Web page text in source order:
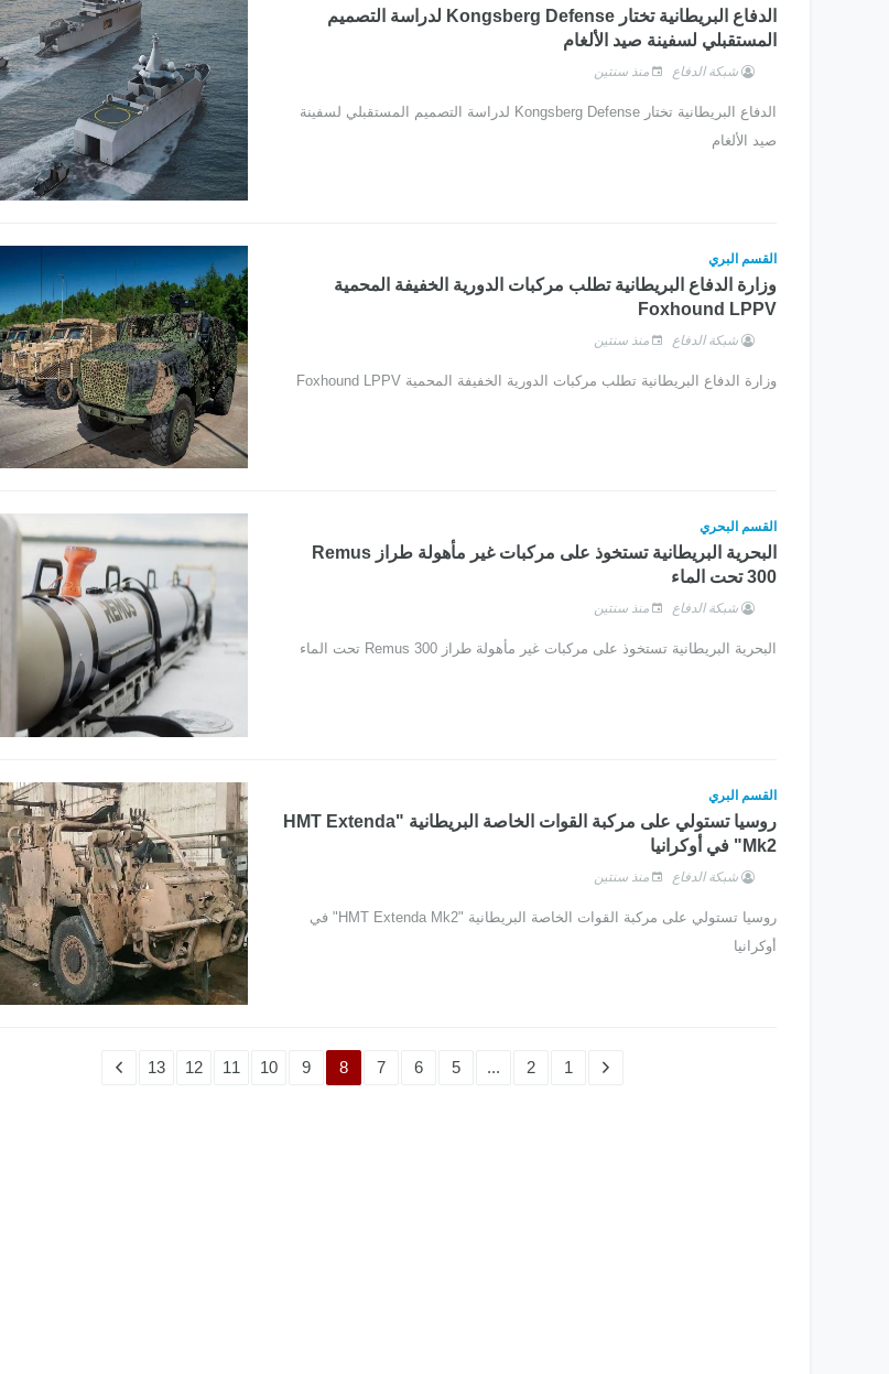
الدفاع البريطانية تختار Kongsberg Defense لدراسة التصميم
المستقبلي لسفينة صيد الألغام
شبكة الدفاع منذ سنتين
الدفاع البريطانية تختار Kongsberg Defense لدراسة التصميم المستقبلي لسفينة
صيد الألغام
القسم البري
وزارة الدفاع البريطانية تطلب مركبات الدورية الخفيفة المحمية
Foxhound LPPV
شبكة الدفاع منذ سنتين
وزارة الدفاع البريطانية تطلب مركبات الدورية الخفيفة المحمية Foxhound LPPV
القسم البحري
البحرية البريطانية تستخوذ على مركبات غير مأهولة طراز Remus
300 تحت الماء
شبكة الدفاع منذ سنتين
البحرية البريطانية تستخوذ على مركبات غير مأهولة طراز Remus 300 تحت الماء
القسم البري
روسيا تستولي على مركبة القوات الخاصة البريطانية "HMT Extenda
Mk2" في أوكرانيا
شبكة الدفاع منذ سنتين
روسيا تستولي على مركبة القوات الخاصة البريطانية "HMT Extenda Mk2" في
أوكرانيا
1
2
...
5
6
7
8
9
10
11
12
13